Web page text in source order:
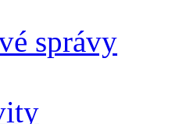
správy